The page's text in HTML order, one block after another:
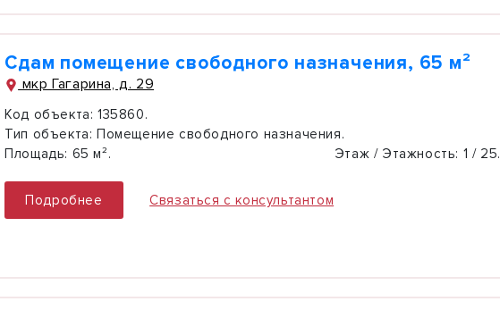
Сдам помещение свободного назначения, 65 м²
мкр Гагарина, д. 29
Код объекта: 135860.
Тип объекта: Помещение свободного назначения.
Площадь: 65 м². Этаж / Этажность: 1 / 25.
Подробнее Связаться с консультантом